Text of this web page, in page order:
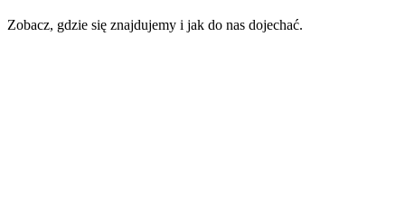
Zobacz, gdzie się znajdujemy i jak do nas dojechać.